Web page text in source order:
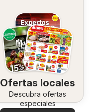
Ofertas locales
Descubra ofertas
especiales